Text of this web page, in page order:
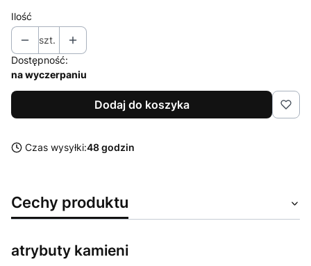
Ilość
szt.
Dostępność:
na wyczerpaniu
Dodaj do koszyka
Czas wysyłki:48 godzin
Cechy produktu
atrybuty kamieni